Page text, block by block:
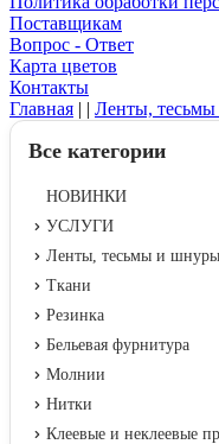
Поставщикам
Вопрос - Ответ
Карта цветов
Контакты
Главная | | Ленты,
Все категории
НОВИНКИ
УСЛУГИ
Ленты, тесьмы и шнуры
Ткани
Резинка
Бельевая фурнитура
Молнии
Нитки
Клеевые и неклеевые